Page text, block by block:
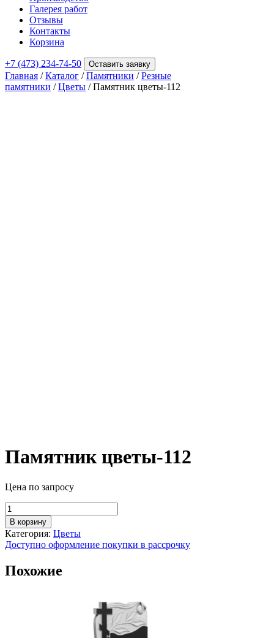
Галерея работ
Отзывы
Контакты
Корзина
+7 (473) 234-74-50 Оставить заявку
Главная /Каталог /Памятники /Резные
памятники /Цветы / Памятник цветы-112
Памятник цветы-112
Цена по запросу
Количество
товара
Памятник
цветы-112
В корзину
Категория: Цветы
Доступно оформление покупки в рассрочку
Похожие